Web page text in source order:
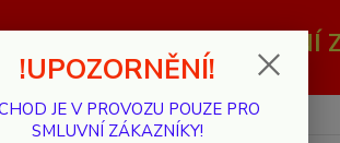
POUZE PRO SMLUVNÍ
!UPOZORNĚNÍ!
JE V PROVOZU POUZE PRO
SMLUVNÍ ZÁKAZNÍKY!